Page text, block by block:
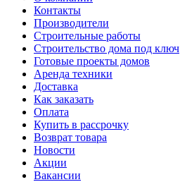
Контакты
Производители
Строительные работы
Строительство дома под ключ
Готовые проекты домов
Аренда техники
Доставка
Как заказать
Оплата
Купить в рассрочку
Возврат товара
Новости
Акции
Вакансии